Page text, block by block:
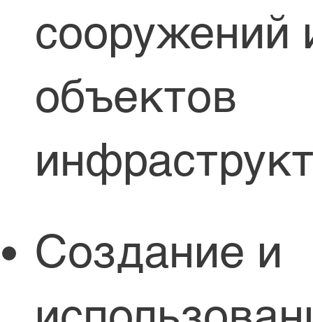
сооружений
объектов
Создание и